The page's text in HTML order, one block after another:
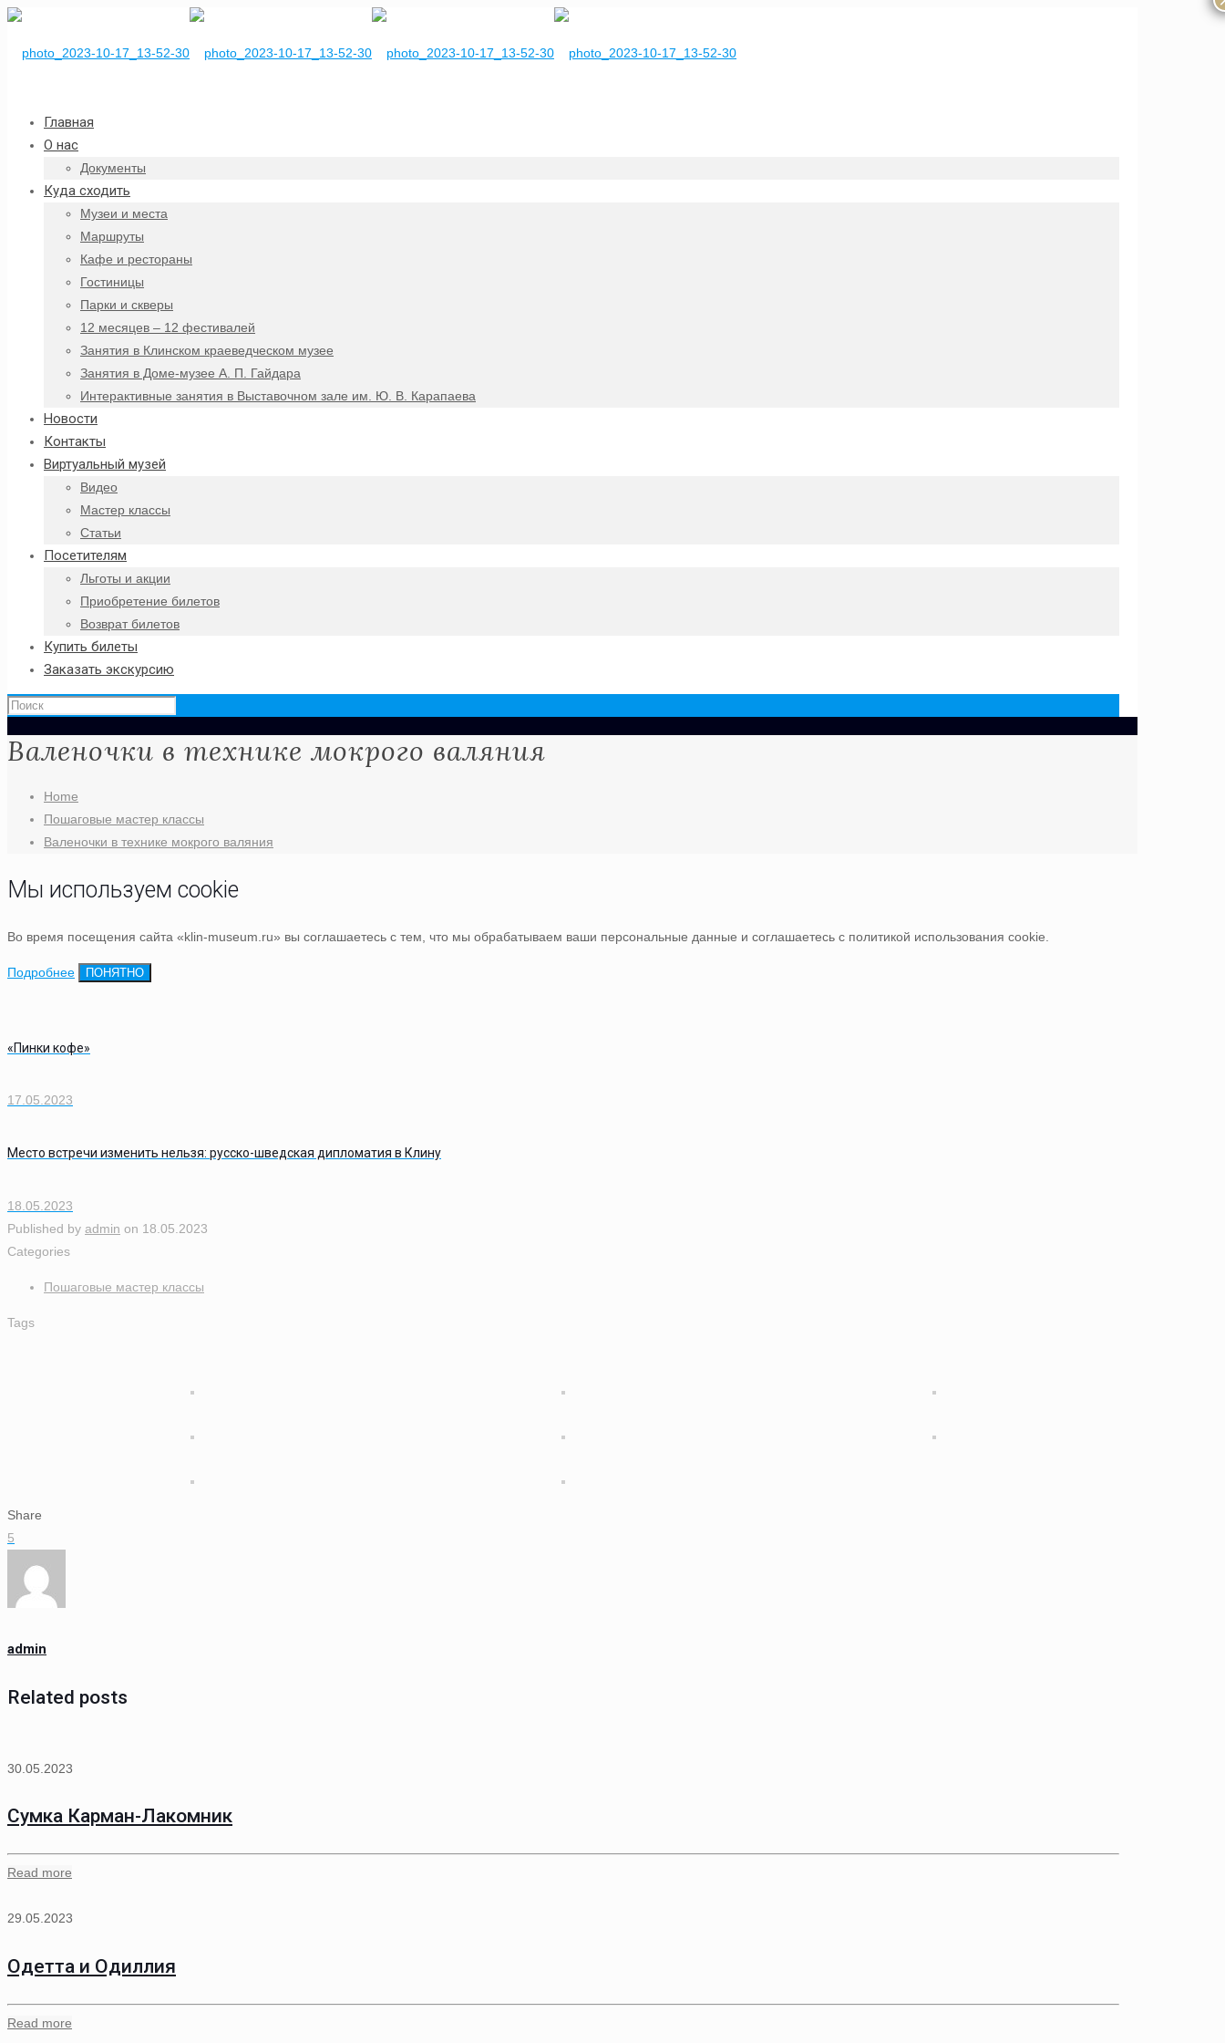
Главная
О нас
Документы
Куда сходить
Музеи и места
Маршруты
Кафе и рестораны
Гостиницы
Парки и скверы
12 месяцев – 12 фестивалей
Занятия в Клинском краеведческом музее
Занятия в Доме-музее А. П. Гайдара
Интерактивные занятия в Выставочном зале им. Ю. В. Карапаева
Новости
Контакты
Виртуальный музей
Видео
Мастер классы
Статьи
Посетителям
Льготы и акции
Приобретение билетов
Возврат билетов
Купить билеты
Заказать экскурсию
Валеночки в технике мокрого валяния
Home
Пошаговые мастер классы
Валеночки в технике мокрого валяния
Мы используем cookie
Во время посещения сайта «klin-museum.ru» вы соглашаетесь с тем, что мы обрабатываем ваши персональные данные и соглашаетесь с политикой использования cookie.
Подробнее ПОНЯТНО
«Пинки кофе»
17.05.2023
Место встречи изменить нельзя: русско-шведская дипломатия в Клину
18.05.2023
Published by admin on 18.05.2023
Categories
Пошаговые мастер классы
Tags
Share
5
admin
Related posts
30.05.2023
Сумка Карман-Лакомник
Read more
29.05.2023
Одетта и Одиллия
Read more